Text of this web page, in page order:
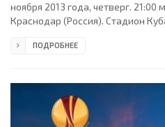
ноября 2013 года, четверг. 21:00
Краснодар (Россия). Стадион
Димитрис Тацис (Греция),
Лоренсо Мельгарехо (Гонсало
Максим Жавнерчик, Владислав
ПОДРОБНЕЕ